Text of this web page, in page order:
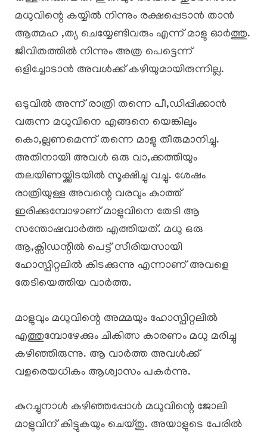
മധുവിന്റെ കയ്യിൽ നിന്നും രക്ഷപ്പെടാൻ താൻ
ആത്മഹ ,ത്യ ചെയ്യേണ്ടിവരും എന്ന് മാളു ഓർത്തു.
ജീവിതത്തിൽ നിന്നും അത്ര പെട്ടെന്ന്
ഒളിച്ചോടാൻ അവൾക്ക് കഴിയുമായിരുന്നില്ല.
ഒടുവിൽ അന്ന് രാത്രി തന്നെ പീ,ഡിപ്പിക്കാൻ
വരുന്ന മധുവിനെ എങ്ങനെ യെങ്കിലും
കൊ,ല്ലണമെന്ന് തന്നെ മാളു തീരുമാനിച്ചു.
അതിനായി അവൾ ഒരു വാ,ക്കത്തിയും
തലയിണയ്ക്കിടയിൽ സൂക്ഷിച്ചു വച്ചു. ശേഷം
രാത്രിയുള്ള അവന്റെ വരവും കാത്ത്
ഇരിക്കുമ്പോഴാണ് മാളുവിനെ തേടി ആ
സന്തോഷവാർത്ത എത്തിയത്. മധു ഒരു
ആ,ക്സിഡന്റിൽ പെട്ട് സീരിയസായി
ഹോസ്പിറ്റലിൽ കിടക്കുന്നു എന്നാണ് അവളെ
തേടിയെത്തിയ വാർത്ത.
മാളുവും മധുവിന്റെ അമ്മയും ഹോസ്പിറ്റലിൽ
എത്തുമ്പോഴേക്കും ചികിത്സ കാരണം മധു മരിച്ചു
കഴിഞ്ഞിരുന്നു. ആ വാർത്ത അവൾക്ക്
വളരെയധികം ആശ്വാസം പകർന്നു.
കുറച്ചുനാൾ കഴിഞ്ഞപ്പോൾ മധുവിന്റെ ജോലി
മാളുവിന് കിട്ടുകയും ചെയ്തു. അയാളുടെ പേരിൽ